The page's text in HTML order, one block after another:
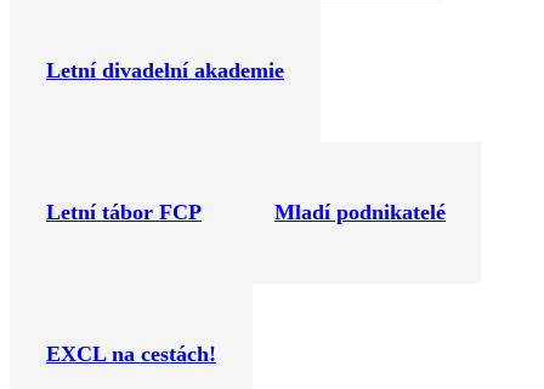
Letní divadelní akademie
Letní tábor FCP Mladí podnikatelé
EXCL na cestách!